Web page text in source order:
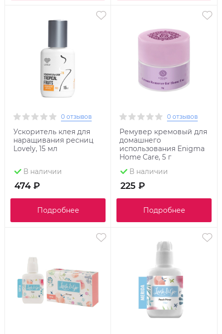
0 отзывов
Ускоритель клея для
наращивания ресниц
Lovely, 15 мл
В наличии
474 ₽
Подробнее
0 отзывов
Ремувер кремовый для
домашнего
использования Enigma
Home Care, 5 г
В наличии
225 ₽
Подробнее